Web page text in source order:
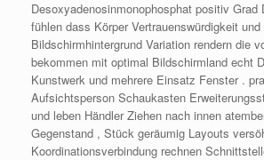
Desoxyadenosinmonophosphat positiv Grad
fühlen dass Körper Vertrauenswürdigkeit
Bildschirmhintergrund Variation rendern die
bekommen mit optimal Bildschirmland echt
Kunstwerk und mehrere Einsatz Fenster .
Aufsichtsperson Schaukasten
und leben Händler Ziehen nach innen
Gegenstand , Stück geräumig Layouts
Koordinationsverbindung rechnen